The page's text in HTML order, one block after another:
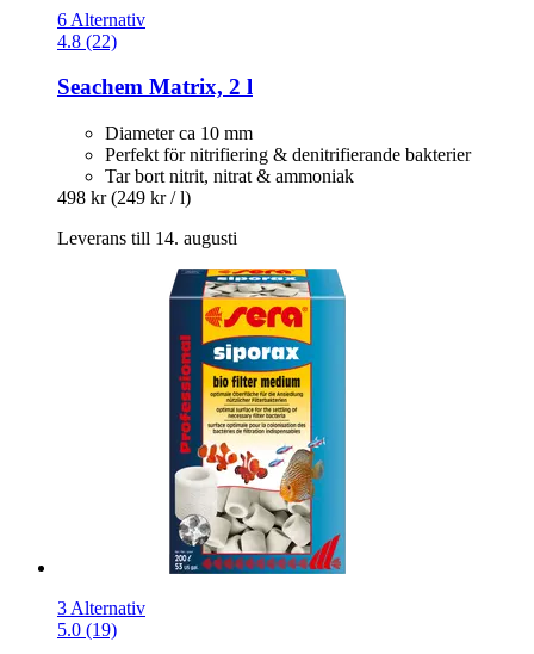
6 Alternativ
4.8 (22)
Seachem Matrix, 2 l
Diameter ca 10 mm
Perfekt för nitrifiering & denitrifierande bakterier
Tar bort nitrit, nitrat & ammoniak
498 kr (249 kr / l)
Leverans till 14. augusti
3 Alternativ
5.0 (19)